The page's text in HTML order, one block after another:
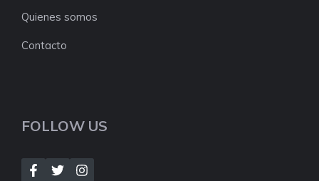
Quienes somos
Contacto
FOLLOW US